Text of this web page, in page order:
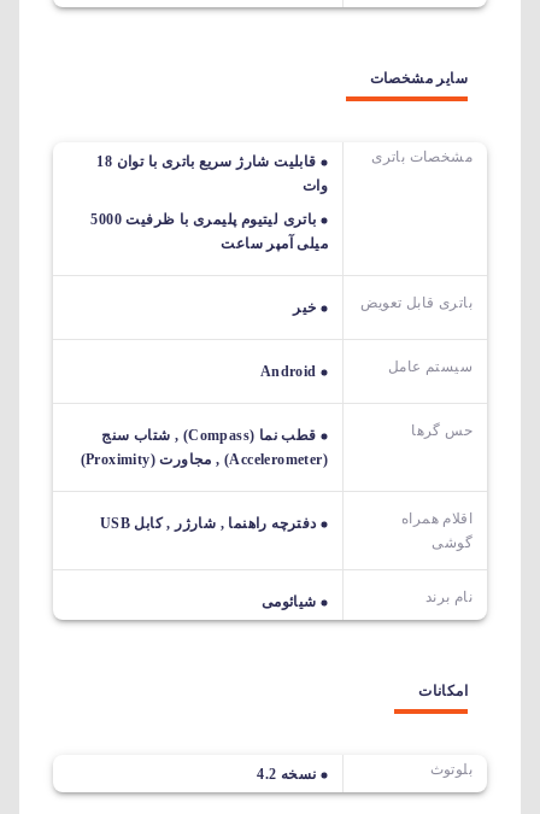
سایر مشخصات
مشخصات باتری
قابلیت شارژ سریع باتری با توان 18
وات
باتری لیتیوم پلیمری با ظرفیت 5000
میلی آمپر ساعت
باتری قابل تعویض خیر
سیستم عامل Android
حس گرها
قطب نما (Compass) , شتاب سنج
(Accelerometer) , مجاورت (Proximity)
اقلام همراه
گوشی
دفترچه راهنما , شارژر , کابل USB
نام برند شیائومی
امکانات
بلوتوث نسخه 4.2